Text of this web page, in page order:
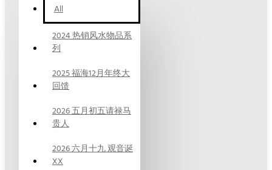
All
2024 热销风水物品系
列
2025 福海12月年终大
回馈
2026 五月初五请禄马
贵人
2026 六月十九 观音诞
XX